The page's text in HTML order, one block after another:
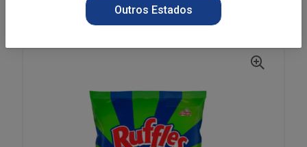
SNACKS
SECOS
BATATA RUFFLES CEBOLA E SALSA 32G
Outros Estados